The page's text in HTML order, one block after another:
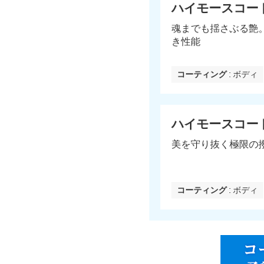
ハイモースコー
魂までも揺さぶる艶
き性能
コーティング: ボディ
ハイモースコー
美を守り抜く極限の
コーティング: ボディ